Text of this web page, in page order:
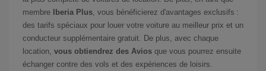
membre
Iberia Plus , vous bénéficierez d'avantages exclusifs :
des tarifs spéciaux pour louer votre voiture au meilleur prix et un
conducteur supplémentaire gratuit. De plus, avec chaque
location, vous obtiendrez des Avios que vous pourrez ensuite
échanger contre des vols et des expériences de loisirs.